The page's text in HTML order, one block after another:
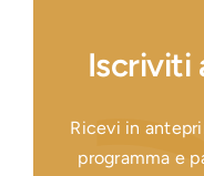
Iscriviti
Ricevi in
programma e